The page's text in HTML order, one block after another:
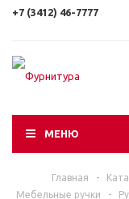
+7 (3412) 46-7777
МЕНЮ
Главная -
Мебельные ручки
-